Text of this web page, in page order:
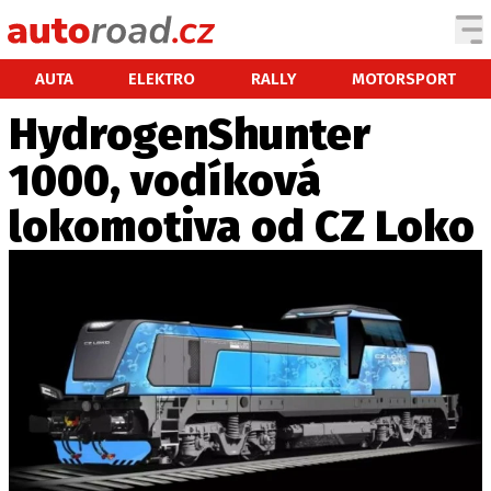
AUTA ELEKTRO RALLY MOTORSPORT
AUTA
TESTY AUT
NOVINKY
EKO
SPY
TECHNIKA
EKONOMIKA
ČESKÝ TRH
TUNING
PROFI
HydrogenShunter
1000, vodíková
lokomotiva od CZ Loko